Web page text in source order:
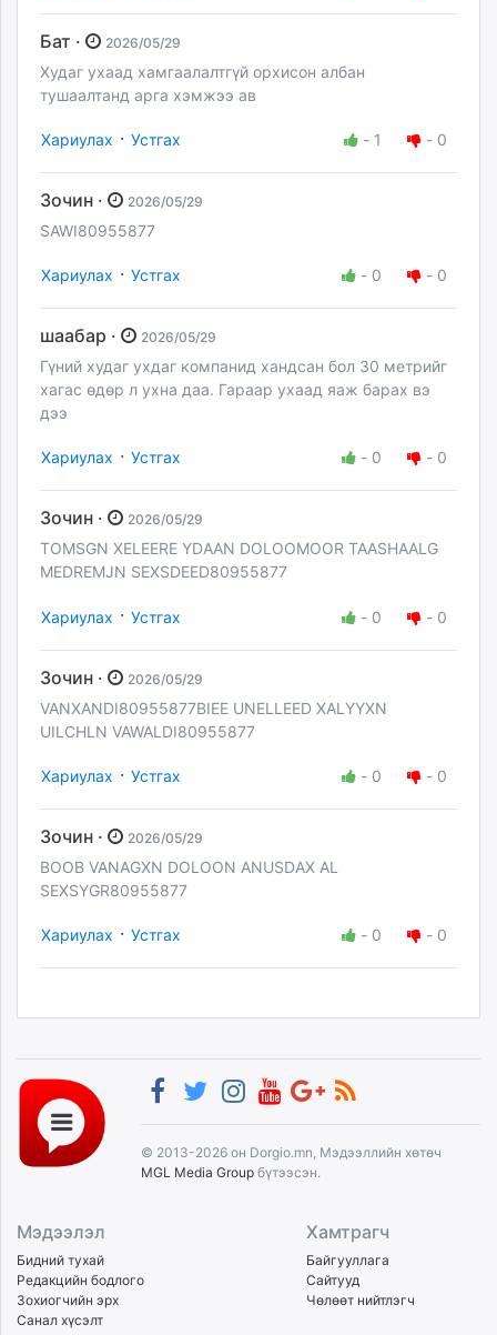
Бат · 2026/05/29
Худаг ухаад хамгаалалтгүй орхисон албан
тушаалтанд арга хэмжээ ав
Хариулах · Устгах - 1 - 0
Зочин · 2026/05/29
SAWI80955877
Хариулах · Устгах - 0 - 0
шаабар · 2026/05/29
Гүний худаг ухдаг компанид хандсан бол 30 метрийг
хагас өдөр л ухна даа. Гараар ухаад яаж барах вэ
дээ
Хариулах · Устгах - 0 - 0
Зочин · 2026/05/29
TOMSGN XELEERE YDAAN DOLOOMOOR TAASHAALG
MEDREMJN SEXSDEED80955877
Хариулах · Устгах - 0 - 0
Зочин · 2026/05/29
VANXANDI80955877BIEE UNELLEED XALYYXN
UILCHLN VAWALDI80955877
Хариулах · Устгах - 0 - 0
Зочин · 2026/05/29
BOOB VANAGXN DOLOON ANUSDAX AL
SEXSYGR80955877
Хариулах · Устгах - 0 - 0
© 2013-2026 он Dorgio.mn, Мэдээллийн хөтөч
MGL Media Group бүтээсэн.
Мэдээлэл
Бидний тухай
Редакцийн бодлого
Зохиогчийн эрх
Санал хүсэлт
Хамтрагч
Байгууллага
Сайтууд
Чөлөөт нийтлэгч